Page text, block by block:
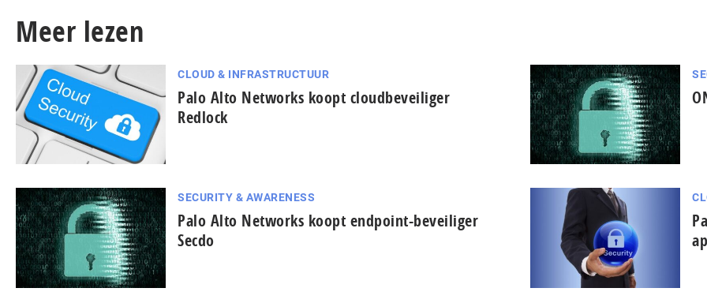
Meer lezen
CLOUD & INFRASTRUCTUUR
Palo Alto Networks koopt cloudbeveiliger
Redlock
SECURITY & AWARENESS
Palo Alto Networks koopt endpoint-beveiliger
Secdo